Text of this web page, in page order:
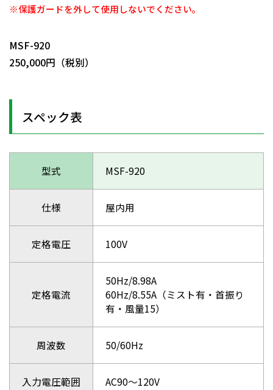
※保護ガードを外して使用しないでください。
MSF-920
250,000円（税別）
スペック表
型式 MSF-920
仕様 屋内用
定格電圧 100V
定格電流
50Hz/8.98A
60Hz/8.55A（ミスト有・首振り
有・風量15）
周波数 50/60Hz
入力電圧範囲 AC90～120V